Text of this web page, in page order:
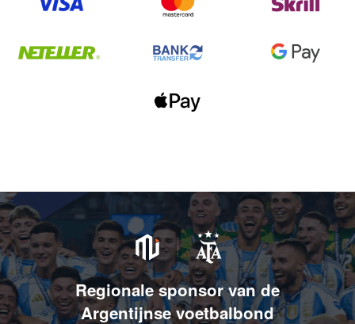
Regionale sponsor van de
Argentijnse voetbalbond